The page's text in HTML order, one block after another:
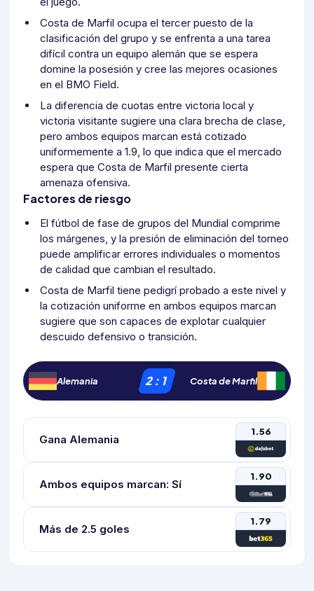
Costa de Marfil ocupa el tercer puesto de la
clasificación del grupo y se enfrenta a una tarea
difícil contra un equipo alemán que se espera
domine la posesión y cree las mejores ocasiones
en el BMO Field.
La diferencia de cuotas entre victoria local y
victoria visitante sugiere una clara brecha de clase,
pero ambos equipos marcan está cotizado
uniformemente a 1.9, lo que indica que el mercado
espera que Costa de Marfil presente cierta
amenaza ofensiva.
Factores de riesgo
El fútbol de fase de grupos del Mundial comprime
los márgenes, y la presión de eliminación del torneo
puede amplificar errores individuales o momentos
de calidad que cambian el resultado.
Costa de Marfil tiene pedigrí probado a este nivel y
la cotización uniforme en ambos equipos marcan
sugiere que son capaces de explotar cualquier
descuido defensivo o transición.
Alemania 2:1 Costa de Marfil
Gana Alemania
1.56
Ambos equipos marcan: Sí
1.90
Más de 2.5 goles
1.79